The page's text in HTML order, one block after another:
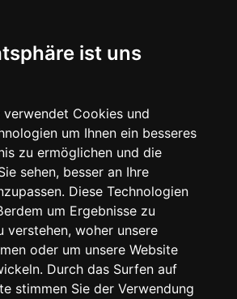
ist uns
verwendet Cookies und
um Ihnen ein besseres
zu ermöglichen und die
sehen, besser an Ihre
Diese Technologien
um Ergebnisse zu
verstehen, woher unsere
oder um unsere Website
Durch das Surfen auf
stimmen Sie der Verwendung